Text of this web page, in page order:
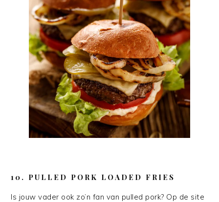
10. PULLED PORK LOADED FRIES
Is jouw vader ook zo’n fan van pulled pork? Op de site